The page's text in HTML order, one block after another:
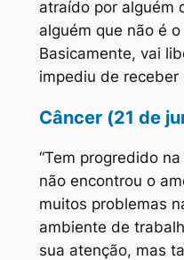
atraído por alguém
alguém que não é
Basicamente, vai
impediu de receber
Câncer (21 de
“Tem progredido
não encontrou o
muitos problemas
ambiente de
sua atenção, mas